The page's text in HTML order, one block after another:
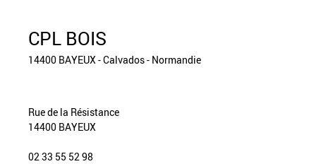
CPL BOIS
14400 BAYEUX - Calvados - Normandie
Rue de la Résistance
14400 BAYEUX
02 33 55 52 98